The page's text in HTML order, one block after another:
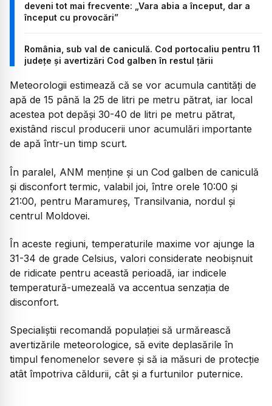
deveni tot mai frecvente: „Vara abia a început, dar a
început cu provocări”
România, sub val de caniculă. Cod portocaliu pentru 11
județe și avertizări Cod galben în restul țării
Meteorologii estimează că se vor acumula cantități de
apă de 15 până la 25 de litri pe metru pătrat, iar local
acestea pot depăși 30-40 de litri pe metru pătrat,
existând riscul producerii unor acumulări importante
de apă într-un timp scurt.
În paralel, ANM menține și un Cod galben de caniculă
și disconfort termic, valabil joi, între orele 10:00 și
21:00, pentru Maramureș, Transilvania, nordul și
centrul Moldovei.
În aceste regiuni, temperaturile maxime vor ajunge la
31-34 de grade Celsius, valori considerate neobișnuit
de ridicate pentru această perioadă, iar indicele
temperatură-umezeală va accentua senzația de
disconfort.
Specialiștii recomandă populației să urmărească
avertizările meteorologice, să evite deplasările în
timpul fenomenelor severe și să ia măsuri de protecție
atât împotriva căldurii, cât și a furtunilor puternice.